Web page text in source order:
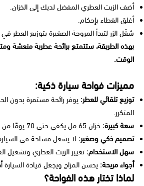
أضف الزيت العطري المفضل لديك إلى الخزان.
أغلق الغطاء بإحكام.
شغّل الزر لتبدأ المروحة الصغيرة بتوزيع العطر في
بهذه الطريقة، ستتمتع برائحة عطرية منعشة
الوقت.
مميزات فواحة سيارة ذكية:
توزيع تلقائي للعطر: يوفر رائحة مستمرة بدون
المتكرر.
سعة كبيرة: خزان 65 مل يكفي حتى 70 يومًا من الاستخدام.
تصميم ذكي وصغير: لا يشغل مساحة في
سهل الاستخدام: تغيير الزيت العطري وتشغيل
أجواء مريحة: يحسن المزاج ويجعل قيادة السيارة
لماذا تختار هذه الفواحة؟